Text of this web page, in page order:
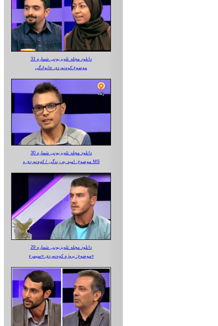
دانلود مجله تلویزیونی شماره 31
موضوع:کوه‌نوردی خانوادگی
دانلود مجله تلویزیونی شماره 30
موضوع: امید به زندگی / کوه‌نوردی و MS
دانلود مجله تلویزیونی شماره 29
موضوع: پروژه کوه‌نوردی «سیمرغ»